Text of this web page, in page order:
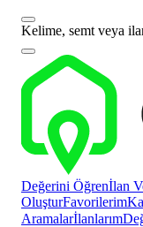
Kelime, semt veya
Değerini Öğrenİlan
OluşturFavorilerim
Aramalarİlanlarım